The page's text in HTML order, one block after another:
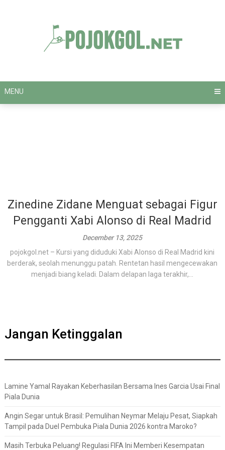
MENU
Zinedine Zidane Menguat sebagai Figur
Pengganti Xabi Alonso di Real Madrid
December 13, 2025
pojokgol.net – Kursi yang diduduki Xabi Alonso di Real Madrid kini
berderak, seolah menunggu patah. Rentetan hasil mengecewakan
menjadi biang keladi. Dalam delapan laga terakhir,...
Jangan Ketinggalan
Lamine Yamal Rayakan Keberhasilan Bersama Ines Garcia Usai Final
Piala Dunia
Angin Segar untuk Brasil: Pemulihan Neymar Melaju Pesat, Siapkah
Tampil pada Duel Pembuka Piala Dunia 2026 kontra Maroko?
Masih Terbuka Peluang! Regulasi FIFA Ini Memberi Kesempatan